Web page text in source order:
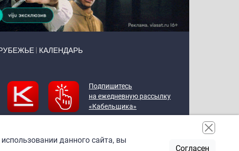
КАЛЕНДАРЬ
Подпишитесь
на ежедневную рассылку
«Кабельщика»
данного сайта, вы
Согласен